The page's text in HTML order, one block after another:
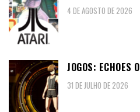
4 DE AGOSTO DE 2026
JOGOS: ECHOES
31 DE JULHO DE 2026